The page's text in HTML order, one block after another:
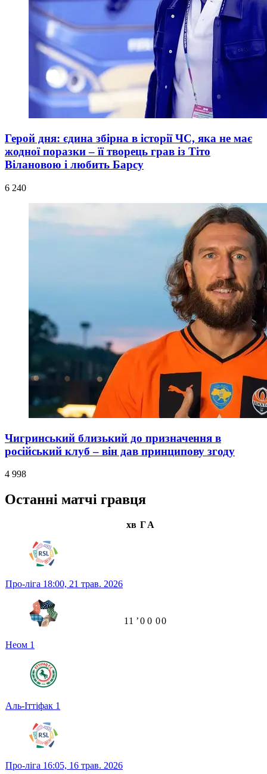
Герой дня: єдина збірна в історії ЧС, яка не має
жодної поразки – її творець грав із Тіто
Вілановою і любить Барсу
6 240
Чигринський близький до призначення в
російський клуб – він дав принципову згоду
4 998
Останні матчі гравця
хв ГА
Про-ліга 18:00, 21 трав. 2026
Неом 1
Аль-Іттіфак 1
11 ʼ0 0 00
Про-ліга 16:05, 16 трав. 2026